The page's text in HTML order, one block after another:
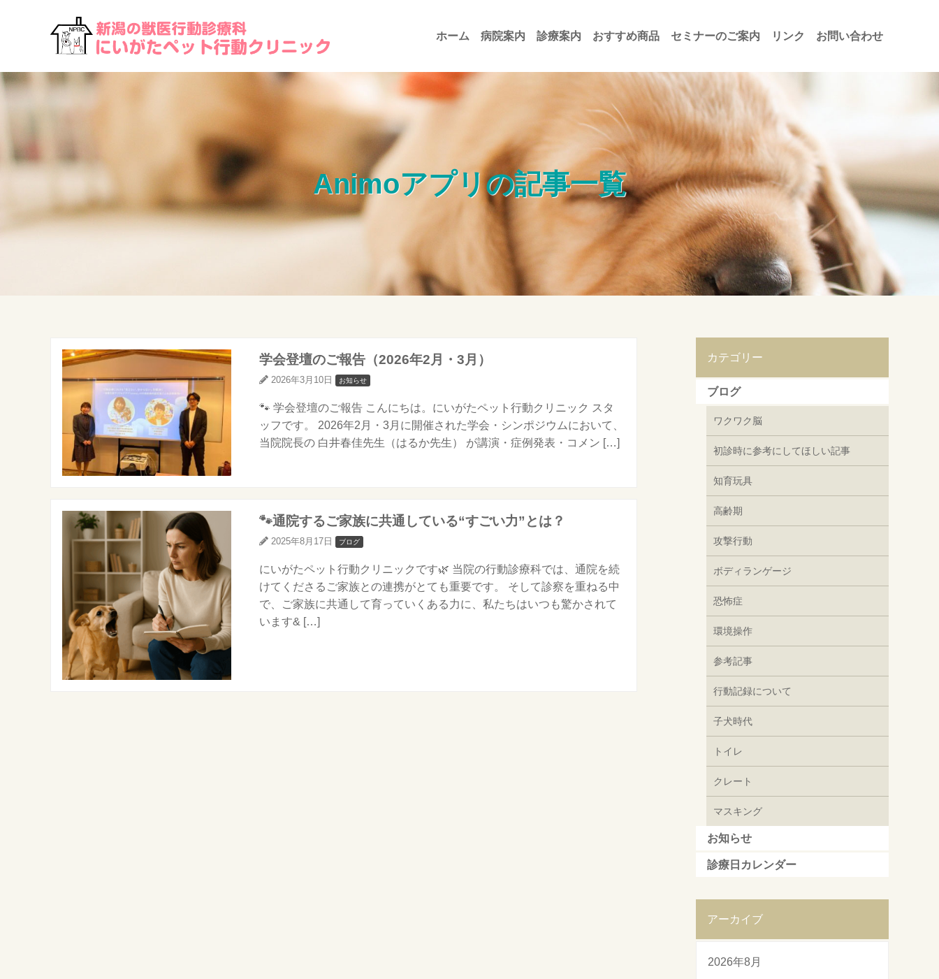
ホーム 病院案内 診療案内 おすすめ商品 セミナーのご案内 リンク お問い合わせ
Animoアプリの記事一覧
学会登壇のご報告（2026年2月・3月）
2026年3月10日 お知らせ
🐾 学会登壇のご報告 こんにちは。にいがたペット行動クリニック スタ
ッフです。 2026年2月・3月に開催された学会・シンポジウムにおいて、
当院院長の 白井春佳先生（はるか先生） が講演・症例発表・コメン […]
🐾通院するご家族に共通している“すごい力”とは？
2025年8月17日 ブログ
にいがたペット行動クリニックです🌿 当院の行動診療科では、通院を続
けてくださるご家族との連携がとても重要です。 そして診察を重ねる中
で、ご家族に共通して育っていくある力に、私たちはいつも驚かされて
います& […]
カテゴリー
ブログ
ワクワク脳
初診時に参考にしてほしい記事
知育玩具
高齢期
攻撃行動
ボディランゲージ
恐怖症
環境操作
参考記事
行動記録について
子犬時代
トイレ
クレート
マスキング
お知らせ
診療日カレンダー
アーカイブ
2026年8月